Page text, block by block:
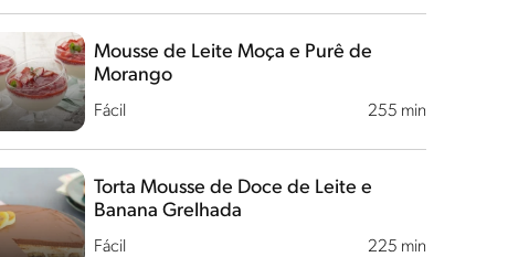
Fácil 255 min
Mousse de Leite Moça e Purê de
Morango
Fácil 225 min
Torta Mousse de Doce de Leite e
Banana Grelhada